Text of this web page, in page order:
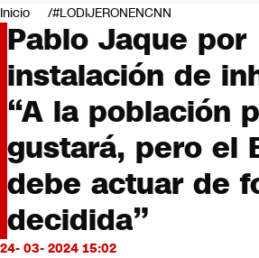
Negocios
Deportes
Programas completos
Cultura
Servicios
Bits
CNN tiempo
Futuro 360
Opinión
Inicio #LODIJERONENCNN
Pablo Jaque por
instalación de
“A la población
gustará, pero el
debe actuar de
decidida”
24- 03- 2024 15:02